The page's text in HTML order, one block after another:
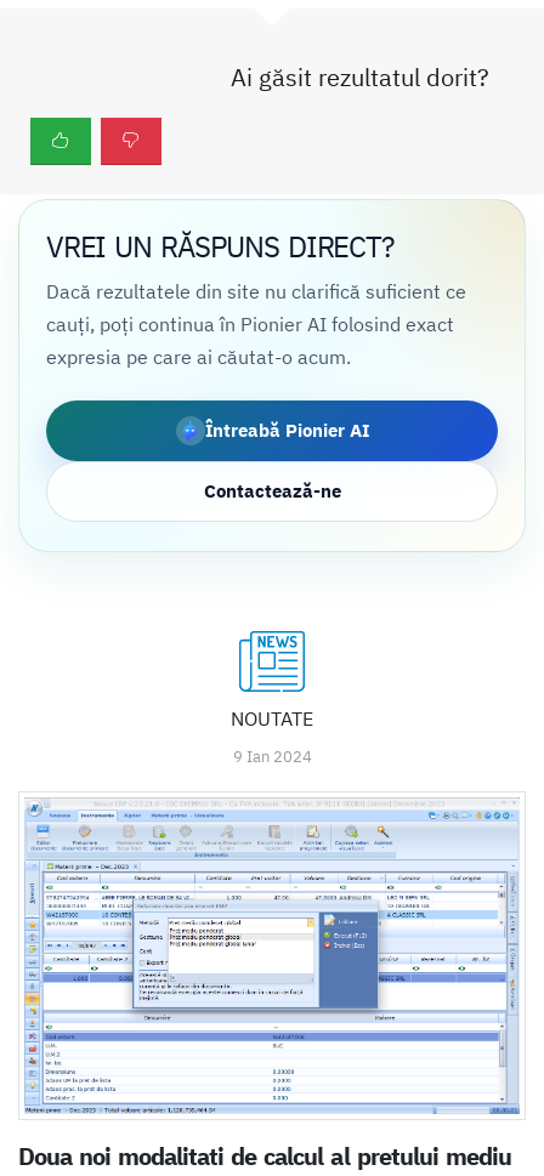
Ai găsit rezultatul dorit?
VREI UN RĂSPUNS DIRECT?
Dacă rezultatele din site nu clarifică suficient ce
cauți, poți continua în Pionier AI folosind exact
expresia pe care ai căutat-o acum.
Întreabă Pionier AI
Contactează-ne
NOUTATE
9 Ian 2024
Doua noi modalitati de calcul al pretului mediu